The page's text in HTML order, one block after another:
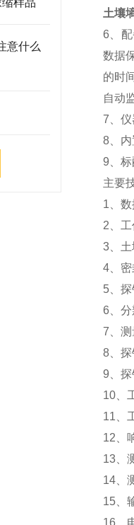
样品
意什么
土壤
6、
数据
的时
自动
7、
8、
9、
主要
1、
2、
3、
4、
5、
6、
7、
8、
9、
10、
11、
12、
13、
14、
15、
16、